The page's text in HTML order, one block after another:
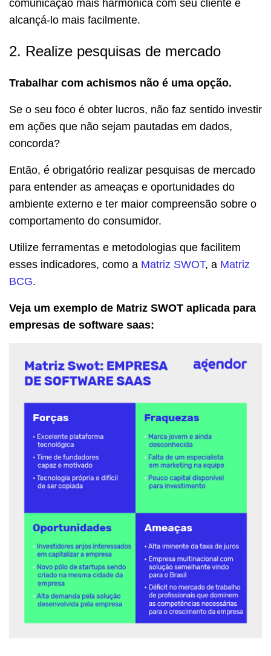
comunicação mais harmônica com seu cliente e
alcançá-lo mais facilmente.
2. Realize pesquisas de mercado
Trabalhar com achismos não é uma opção.
Se o seu foco é obter lucros, não faz sentido investir
em ações que não sejam pautadas em dados,
concorda?
Então, é obrigatório realizar pesquisas de mercado
para entender as ameaças e oportunidades do
ambiente externo e ter maior compreensão sobre o
comportamento do consumidor.
Utilize ferramentas e metodologias que facilitem
esses indicadores, como a Matriz SWOT, a Matriz
BCG.
Veja um exemplo de Matriz SWOT aplicada para
empresas de software saas: